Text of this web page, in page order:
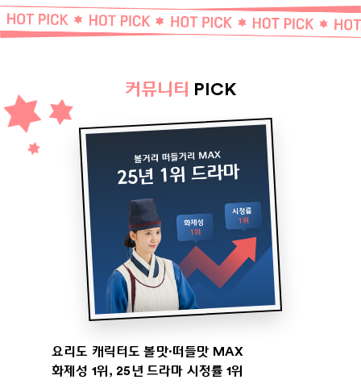
커뮤니티 PICK
요리도 캐릭터도 볼맛·떠들맛 MAX
화제성 1위, 25년 드라마 시청률 1위